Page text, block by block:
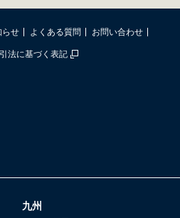
らせ よくある質問 お問い合わせ
法に基づく表記
九州